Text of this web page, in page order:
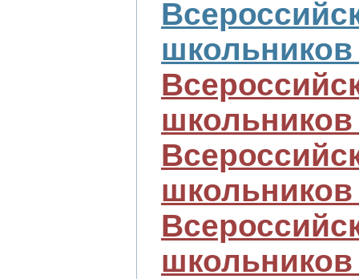
школьников
школьников
школьников
школьников